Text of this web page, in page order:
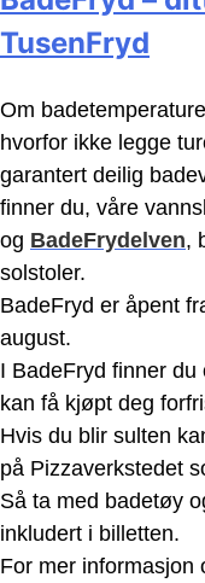
TusenFryd
Om
hvorfor ikke legge
garantert deilig
finner du, våre
og BadeFrydelven,
solstoler.
BadeFryd er åpent
august.
I BadeFryd finner
kan få kjøpt deg
Hvis du blir sulten
på Pizzaverkstedet
Så ta med badetøy
inkludert i billetten.
For mer informasjon